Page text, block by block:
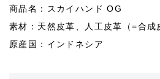
商品名：スカイハンド OG
素材：天然皮革、人工皮革（=合成
原産国：インドネシア